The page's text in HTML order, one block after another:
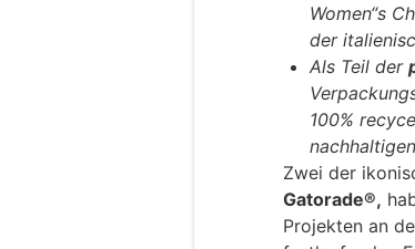
Women“s
der
Als Teil der
100%
Zwei der
Gatorade®,
Projekten an